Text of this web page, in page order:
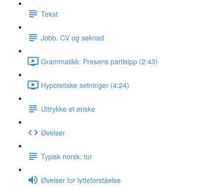
Tekst
Jobb, CV og søknad
Grammatikk: Presens partisipp (2:43)
Hypotetiske setninger (4:24)
Uttrykke et ønske
Øvelser
Typisk norsk: tur
Øvelser for lytteforståelse